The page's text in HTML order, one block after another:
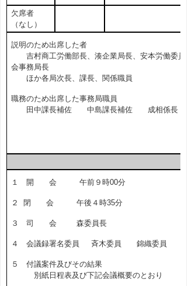
欠席者
（なし）
説明のため出席した者
吉村商工労働部長、湊企業局長、安本労働委員
会事務局長
ほか各局次長、課長、関係職員
職務のため出席した事務局職員
田中課長補佐 中島課長補佐 成相係長
１ 開 会 午前９時00分
２ 閉 会 午後４時35分
３ 司 会 森委員長
４ 会議録署名委員 斉木委員 錦織委員
５ 付議案件及びその結果
別紙日程表及び下記会議概要のとおり